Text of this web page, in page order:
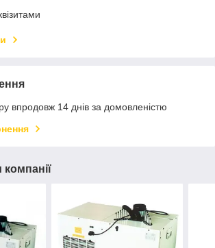
впродовж 14 днів за домовленістю
компанії